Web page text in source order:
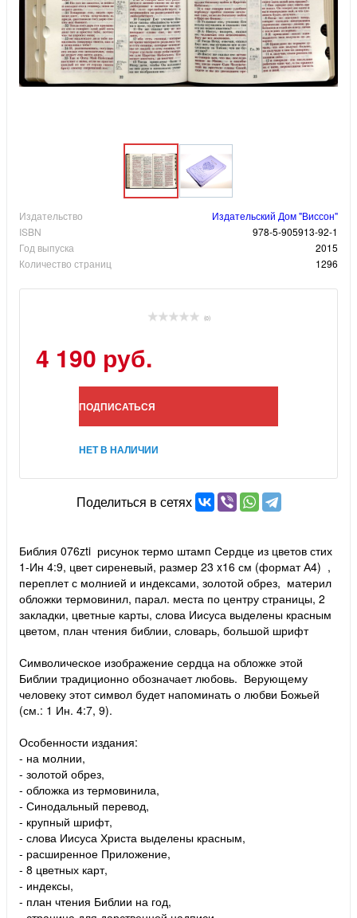
Издательство
Издательский Дом "Виссон"
ISBN
978-5-905913-92-1
Год выпуска
2015
Количество страниц
1296
(0)
4 190 руб.
ПОДПИСАТЬСЯ
НЕТ В НАЛИЧИИ
Поделиться в сетях
Библия 076zti рисунок термо штамп Сердце из цветов стих
1-Ин 4:9, цвет сиреневый, размер 23 x16 см (формат А4) ,
переплет с молнией и индексами, золотой обрез, материл
обложки термовинил, парал. места по центру страницы, 2
закладки, цветные карты, слова Иисуса выделены красным
цветом, план чтения библии, словарь, большой шрифт
Символическое изображение сердца на обложке этой
Библии традиционно обозначает любовь. Верующему
человеку этот символ будет напоминать о любви Божьей
(см.: 1 Ин. 4:7, 9).
Особенности издания:
- на молнии,
- золотой обрез,
- обложка из термовинила,
- Синодальный перевод,
- крупный шрифт,
- слова Иисуса Христа выделены красным,
- расширенное Приложение,
- 8 цветных карт,
- индексы,
- план чтения Библии на год,